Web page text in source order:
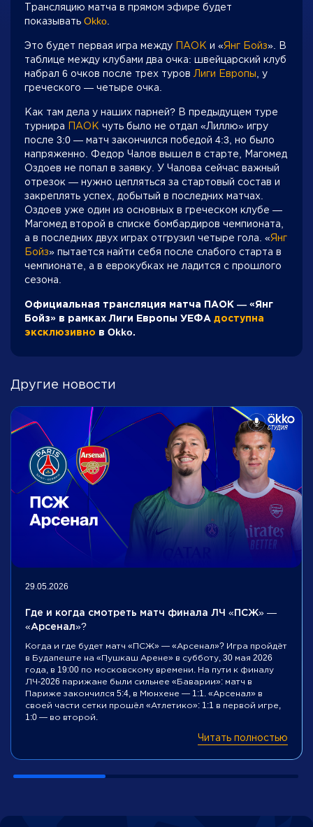
Трансляцию матча в прямом эфире будет
показывать Okko
Это будет первая игра между ПАОК и «Янг Бойз». В
таблице между клубами два очка: швейцарский клуб
набрал 6 очков после трех туров Лиги Европы , у
греческого — четыре очка.
Как там дела у наших парней? В предыдущем туре
турнира ПАОК чуть было не отдал «Лиллю» игру
после 3:0 — матч закончился победой 4:3, но было
напряженно. Федор Чалов вышел в старте, Магомед
Оздоев не попал в заявку. У Чалова сейчас важный
отрезок — нужно цепляться за стартовый состав и
закреплять успех, добытый в последних матчах.
Оздоев уже один из основных в греческом клубе —
Магомед второй в списке бомбардиров чемпионата,
а в последних двух играх отгрузил четыре гола. «Янг
Бойз» пытается найти себя после слабого старта в
чемпионате, а в еврокубках не ладится с прошлого
сезона.
Официальная трансляция матча ПАОК — «Янг
Бойз» в рамках Лиги Европы УЕФА доступна
эксклюзивно в Okko.
Другие новости
29.05.2026
Где и когда смотреть матч финала ЛЧ «ПСЖ» —
«Арсенал»?
Когда и где будет матч «ПСЖ» — «Арсенал»? Игра пройдёт
в Будапеште на «Пушкаш Арене» в субботу, 30 мая 2026
года, в 19:00 по московскому времени. На пути к финалу
ЛЧ-2026 парижане были сильнее «Баварии»: матч в
Париже закончился 5:4, в Мюнхене — 1:1. «Арсенал» в
своей части сетки прошёл «Атлетико»: 1:1 в первой игре,
1:0 — во второй.
Читать полностью